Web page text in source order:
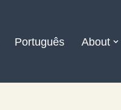
Português About